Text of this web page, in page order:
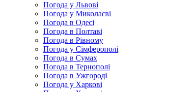
Погода у Львові
Погода у Миколаєві
Погода в Одесі
Погода в Полтаві
Погода в Рівному
Погода у Сімферополі
Погода в Сумах
Погода в Тернополі
Погода в Ужгороді
Погода у Харкові